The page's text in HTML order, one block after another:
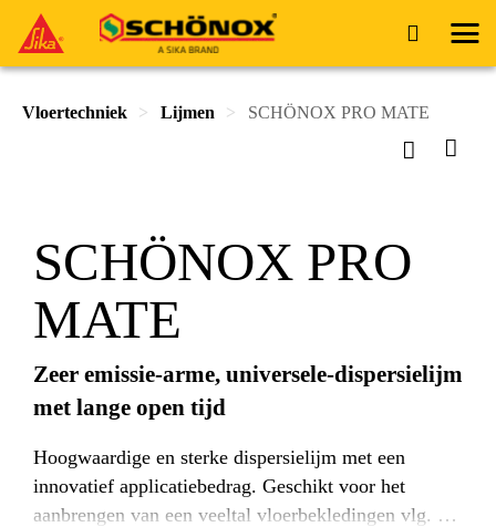
Vloertechniek Lijmen SCHÖNOX PRO MATE
SCHÖNOX PRO
MATE
Zeer emissie-arme, universele-dispersielijm
met lange open tijd
Hoogwaardige en sterke dispersielijm met een
innovatief applicatiebedrag. Geschikt voor het
aanbrengen van een veeltal vloerbekledingen vlg. de